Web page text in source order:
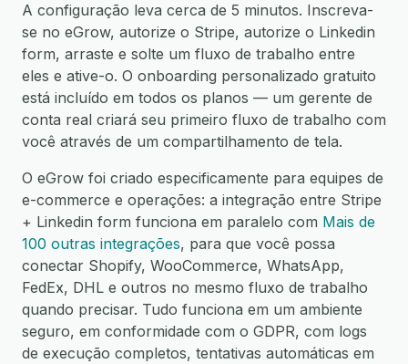
A configuração leva cerca de 5 minutos. Inscreva-
se no eGrow, autorize o Stripe, autorize o Linkedin
form, arraste e solte um fluxo de trabalho entre
eles e ative-o. O onboarding personalizado gratuito
está incluído em todos os planos — um gerente de
conta real criará seu primeiro fluxo de trabalho com
você através de um compartilhamento de tela.
O eGrow foi criado especificamente para equipes de
e-commerce e operações: a integração entre Stripe
+ Linkedin form funciona em paralelo com Mais de
100 outras integrações, para que você possa
conectar Shopify, WooCommerce, WhatsApp,
FedEx, DHL e outros no mesmo fluxo de trabalho
quando precisar. Tudo funciona em um ambiente
seguro, em conformidade com o GDPR, com logs
de execução completos, tentativas automáticas em